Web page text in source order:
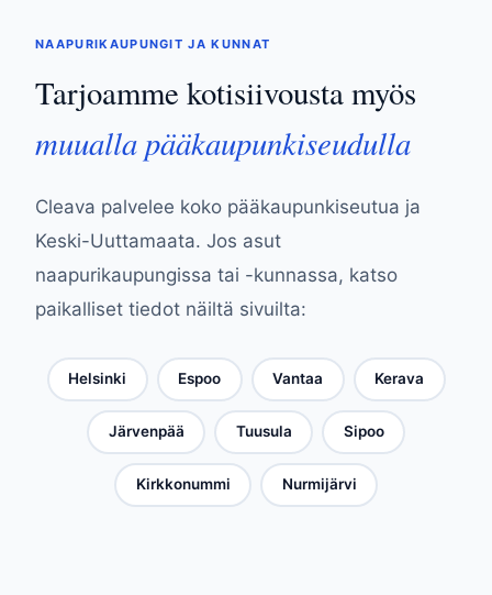
NAAPURIKAUPUNGIT JA KUNNAT
Tarjoamme kotisiivousta myös
muualla pääkaupunkiseudulla
Cleava palvelee koko pääkaupunkiseutua ja
Keski-Uuttamaata. Jos asut
naapurikaupungissa tai -kunnassa, katso
paikalliset tiedot näiltä sivuilta:
Helsinki Espoo Vantaa Kerava
Järvenpää Tuusula Sipoo
Kirkkonummi Nurmijärvi